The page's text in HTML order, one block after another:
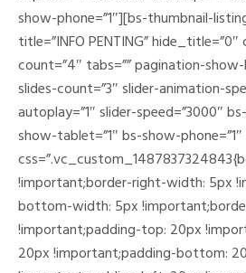
show-phone=”1″][bs-thumbnail-
title=”INFO PENTING” hide_title=”0″
count=”4″ tabs=”” pagination-
slides-count=”3″ slider-animation-
autoplay=”1″ slider-speed=”3000″
show-tablet=”1″ bs-show-
!important;border-right-width: 5px
bottom-width: 5px
!important;padding-top: 20px
20px !important;padding-bottom: